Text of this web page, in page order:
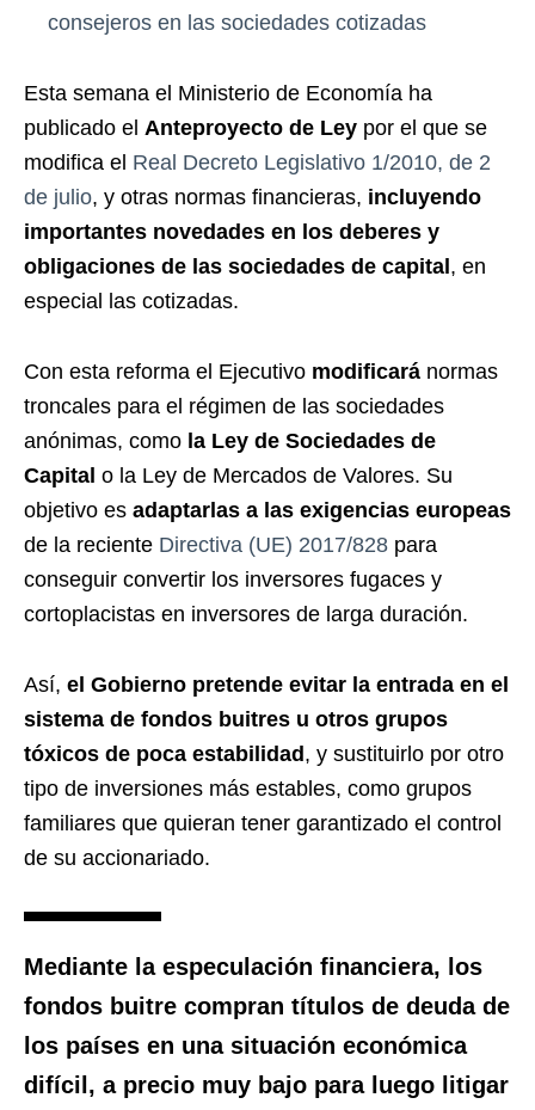
consejeros en las sociedades cotizadas
Esta semana el Ministerio de Economía ha
publicado el Anteproyecto de Ley por el que se
modifica el Real Decreto Legislativo 1/2010, de 2
de julio, y otras normas financieras, incluyendo
importantes novedades en los deberes y
obligaciones de las sociedades de capital , en
especial las cotizadas.
Con esta reforma el Ejecutivo modificará normas
troncales para el régimen de las sociedades
anónimas, como la Ley de Sociedades de
Capital o la Ley de Mercados de Valores. Su
objetivo es adaptarlas a las exigencias europeas
de la reciente Directiva (UE) 2017/828 para
conseguir convertir los inversores fugaces y
cortoplacistas en inversores de larga duración.
Así, el Gobierno pretende evitar la entrada en el
sistema de fondos buitres u otros grupos
tóxicos de poca estabilidad , y sustituirlo por otro
tipo de inversiones más estables, como grupos
familiares que quieran tener garantizado el control
de su accionariado.
Mediante la especulación financiera, los
fondos buitre compran títulos de deuda de
los países en una situación económica
difícil , a precio muy bajo para luego litigar